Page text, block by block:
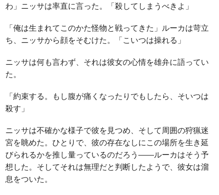
わ」ニッサは率直に言った。「殺してしまうべきよ」
「俺は生まれてこのかた怪物と戦ってきた」ルーカは苛立
ち、ニッサから顔をそむけた。「こいつは操れる」
ニッサは何も言わず、それは彼女の心情を雄弁に語ってい
た。
「約束する。もし腹が痛くなったりでもしたら、そいつは
殺す」
ニッサは不確かな様子で彼を見つめ、そして周囲の狩猟迷
宮を眺めた。ひとりで、彼の存在なしにこの場所を生き延
びられるかを推し量っているのだろう――ルーカはそう予
想した。そしてそれは無理だと判断したようで、彼女は溜
息をついた。